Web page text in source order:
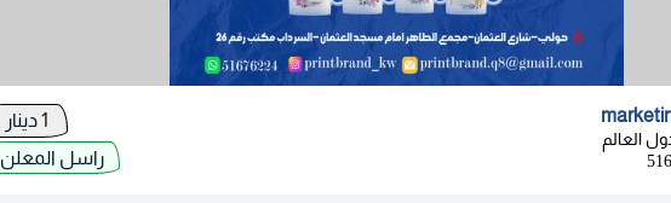
العالم
راسل المعلن